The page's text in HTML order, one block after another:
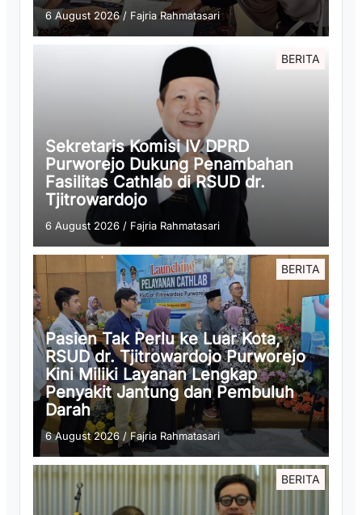
6 August 2026/ Fajria Rahmatasari
BERITA
Sekretaris Komisi IV DPRD
Purworejo Dukung Penambahan
Fasilitas Cathlab di RSUD dr.
Tjitrowardojo
6 August 2026 / Fajria Rahmatasari
BERITA
Pasien Tak Perlu ke Luar Kota,
RSUD dr. Tjitrowardojo Purworejo
Kini Miliki Layanan Lengkap
Penyakit Jantung dan Pembuluh
Darah
6 August 2026 /Fajria Rahmatasari
BERITA